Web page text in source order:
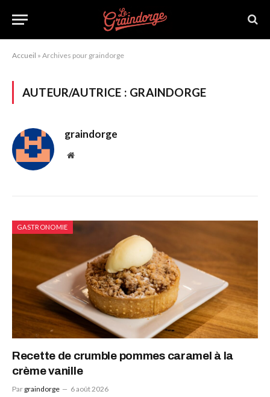
Accueil » Archives pour graindorge
AUTEUR/AUTRICE : GRAINDORGE
graindorge
Site
GASTRONOMIE
Recette de crumble pommes caramel à la
crème vanille
Par graindorge 6 août 2026